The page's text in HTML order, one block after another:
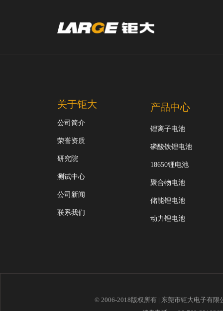
关于钜大
公司简介
荣誉资质
研究院
测试中心
公司新闻
联系我们
产品中心
锂离子电池
磷酸铁锂电池
18650锂电池
聚合物电池
储能锂电池
动力锂电池
© 2006-2018版权所有 | 东莞市钜大电子有